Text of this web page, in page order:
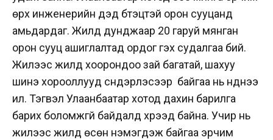
өрх инженерийн дэд бүтэцтэй орон сууцанд
амьдардаг. Жилд дунджаар 20 гаруй мянган
орон сууц ашиглалтад ордог гэх судалгаа бий.
Жилээс жилд хоорондоо зай багатай, шахуу
шинэ хорооллууд сүндэрлэсээр байгаа нь нүднээ
ил. Тэгвэл Улаанбаатар хотод дахин барилга
барих боломжгүй байдалд хүрээд байна. Учир нь
жилээс жилд өсөн нэмэгдэж байгаа эрчим